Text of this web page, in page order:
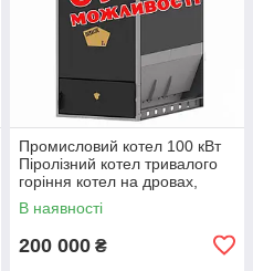
Промисловий котел 100 кВт
Піролізний котел тривалого
горіння котел на дровах,
трісці, тирсі, ДСП
В наявності
200 000 ₴